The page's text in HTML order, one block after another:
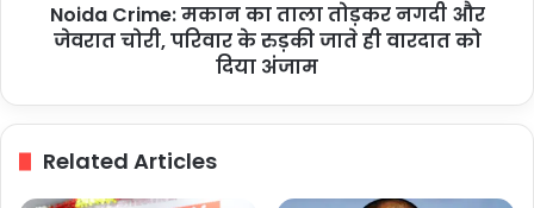
वारदात
Noida Crime: मकान का ताला तोड़कर नगदी और
जेवरात चोरी, परिवार के रुड़की जाते ही वारदात को
दिया अंजाम
Related Articles